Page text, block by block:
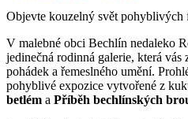
Objevte kouzelný svět
V malebné obci Bechlín nedaleko
jedinečná rodinná galerie, která
pohádek a řemeslného umění.
pohyblivé expozice vytvořené z
betlém a Příběh bechlínských